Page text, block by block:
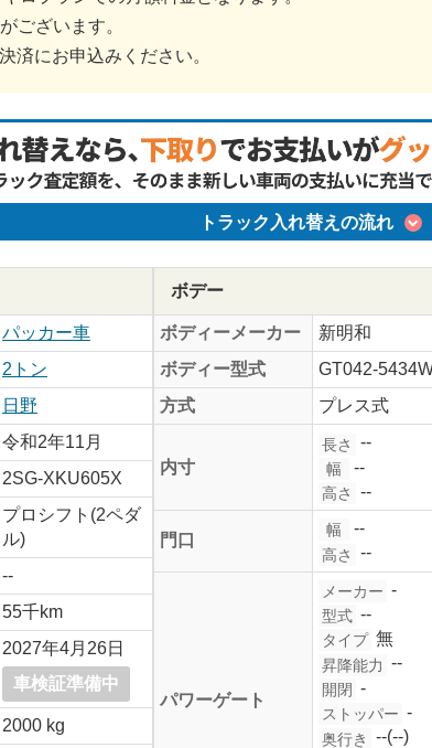
ございます。
済にお申込みください。
トラック入れ替えの流れ
パッカー車
2トン
日野
令和2年11月
2SG-XKU605X
プロシフト(2ペダ
ル)
--
55千km
2027年4月26日
車検証準備中
2000 kg
ボデー
ボディーメーカー
新明和
ボディー型式
GT042-
方式
プレス式
内寸
長さ --
幅 --
高さ --
門口
幅 --
高さ --
パワーゲート
メーカー -
型式 --
タイプ 無
昇降能力 --
開閉 -
ストッパー -
奥行き --(--)